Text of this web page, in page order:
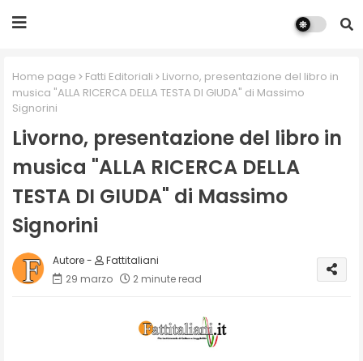
Home page Fatti Editoriali
Livorno, presentazione del libro in
musica "ALLA RICERCA DELLA TESTA DI GIUDA" di Massimo
Signorini
Livorno, presentazione del libro in
musica "ALLA RICERCA DELLA
TESTA DI GIUDA" di Massimo
Signorini
Fattitaliani
29 marzo
2 minute read